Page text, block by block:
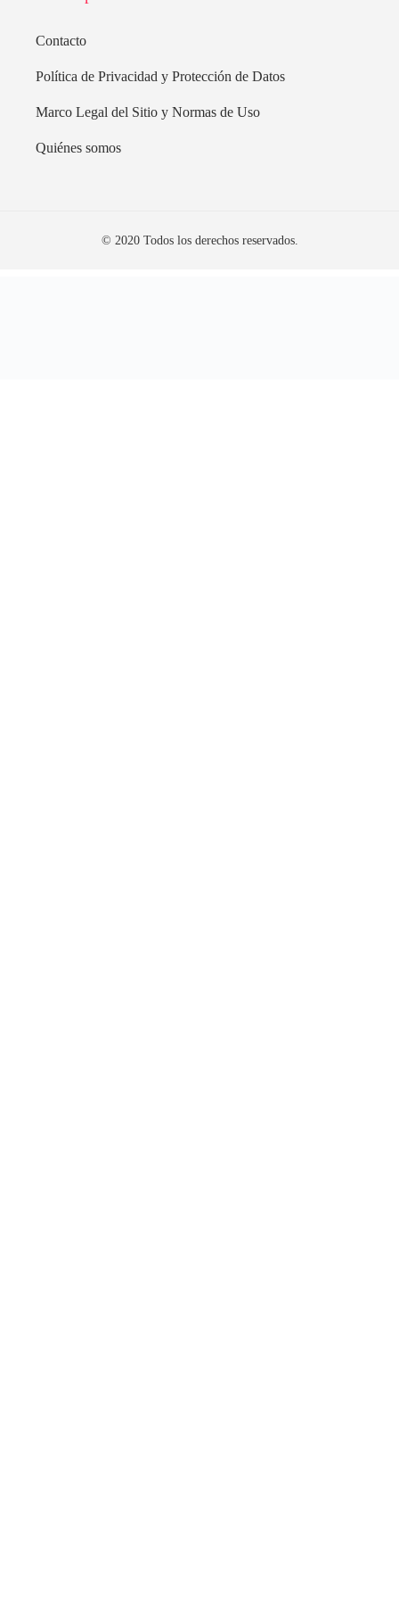
Contacto
Política de Privacidad y Protección de Datos
Marco Legal del Sitio y Normas de Uso
Quiénes somos
© 2020 Todos los derechos reservados.